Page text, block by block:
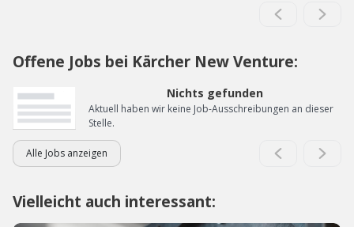
Offene Jobs bei Kärcher New Venture:
Nichts gefunden
Aktuell haben wir keine Job-Ausschreibungen an dieser
Stelle.
Alle Jobs anzeigen
Vielleicht auch interessant: